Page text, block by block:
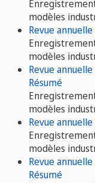
modèles
Revue
modèles
Revue
Résumé
modèles
Revue
modèles
Revue
Résumé